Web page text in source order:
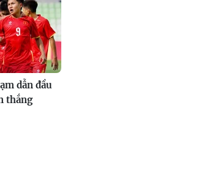
dẫn đầu
thắng